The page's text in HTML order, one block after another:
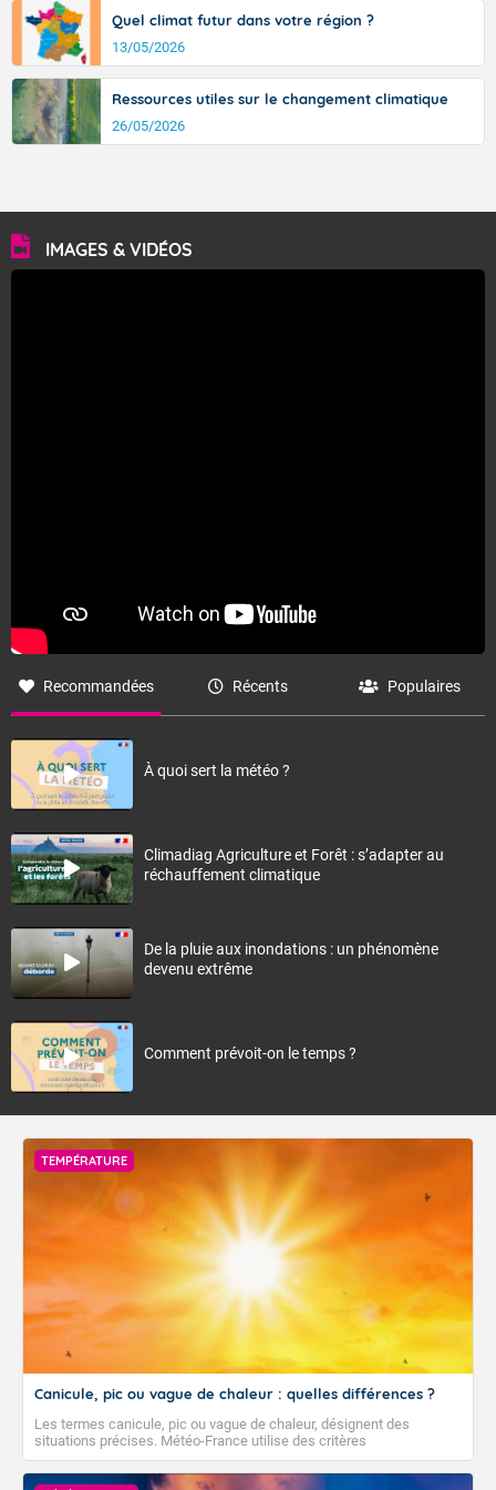
Quel climat futur dans votre région ?
13/05/2026
Ressources utiles sur le changement climatique
26/05/2026
IMAGES & VIDÉOS
Recommandées Récents Populaires
À quoi sert la météo ?
Climadiag Agriculture et Forêt : s’adapter au
réchauffement climatique
De la pluie aux inondations : un phénomène
devenu extrême
Comment prévoit-on le temps ?
TEMPÉRATURE
Canicule, pic ou vague de chaleur : quelles différences ?
Les termes canicule, pic ou vague de chaleur, désignent des
situations précises. Météo-France utilise des critères
climatologiques pour évaluer et qualifier les épisodes de chaleur qui
peuvent avoir des impacts sanitaires et socio-économiques